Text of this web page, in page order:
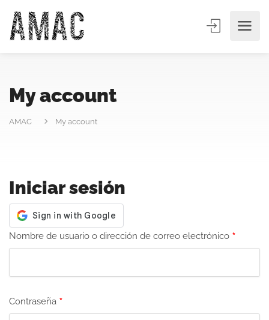
My account
AMAC My account
Iniciar sesión
Nombre de usuario o dirección de correo electrónico *
Contraseña *